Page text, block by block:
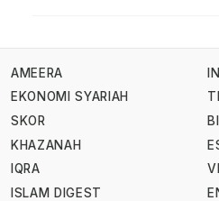
AMEERA
EKONOMI SYARIAH
SKOR
KHAZANAH
IQRA
ISLAM DIGEST